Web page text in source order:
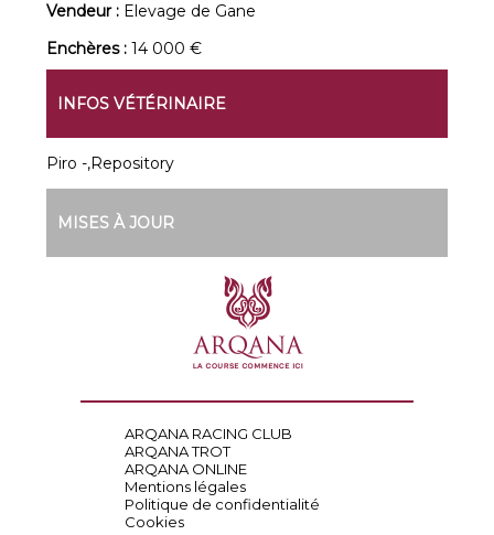
Vendeur : Elevage de Gane
Enchères :14 000 €
INFOS VÉTÉRINAIRE
Piro -,Repository
MISES À JOUR
ARQANA RACING CLUB
ARQANA TROT
ARQANA ONLINE
Mentions légales
Politique de confidentialité
Cookies